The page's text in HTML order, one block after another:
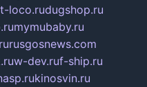
loco.rudugshop.ru
mymubaby.ru
rusgosnews.com
w-dev.ruf-ship.ru
kinosvin.ru